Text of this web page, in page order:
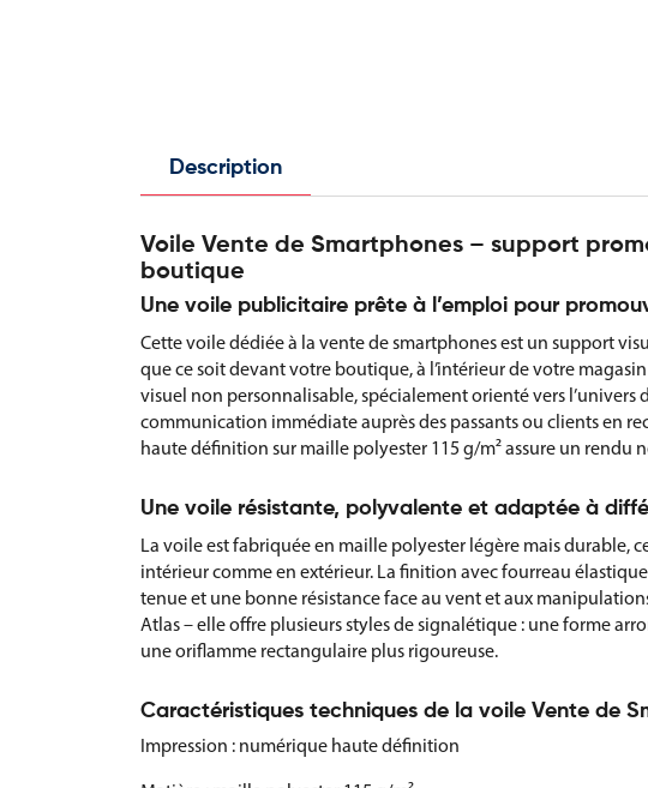
Description
Voile Vente de Smartphones – support
boutique
Une voile publicitaire prête à l’emploi pour
Cette voile dédiée à la vente de smartphones est un support
que ce soit devant votre boutique, à l’intérieur de votre
visuel non personnalisable, spécialement orienté vers
communication immédiate auprès des passants ou clients en
haute définition sur maille polyester 115 g/m² assure un rendu
Une voile résistante, polyvalente et adaptée à
La voile est fabriquée en maille polyester légère mais durable,
intérieur comme en extérieur. La finition avec fourreau
tenue et une bonne résistance face au vent et aux
Atlas – elle offre plusieurs styles de signalétique : une forme
une oriflamme rectangulaire plus rigoureuse.
Caractéristiques techniques de la voile Vente de
Impression : numérique haute définition